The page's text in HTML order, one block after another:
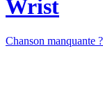
Wrist
Chanson manquante